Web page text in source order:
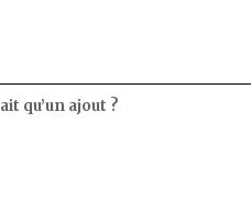
qu’un ajout ?